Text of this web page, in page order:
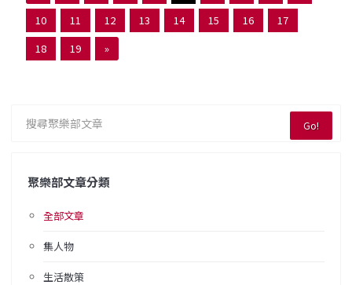
10
11 12 13 14 15 16
17
18
19 »
Go!
聚樂部文章分類
全部文章
集人物
生活散策